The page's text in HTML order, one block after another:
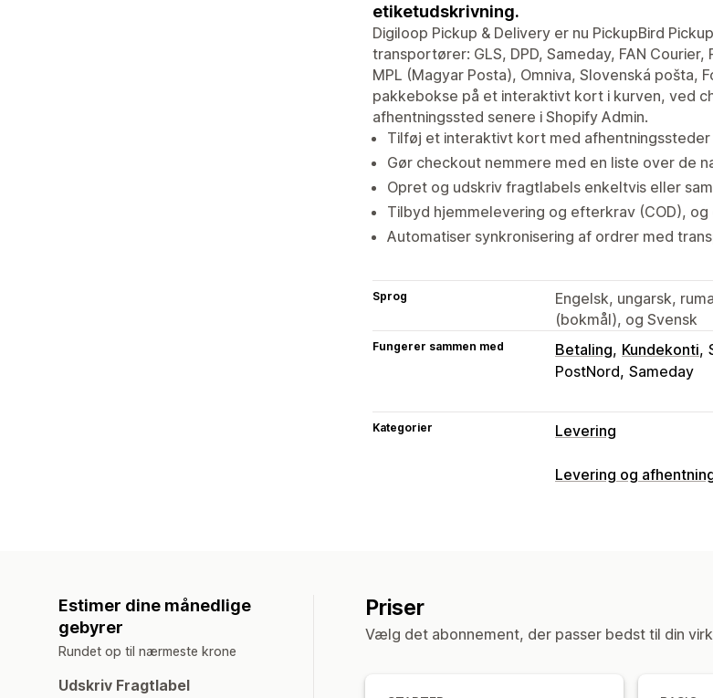
etiketudskrivning.
Digiloop Pickup & Delivery er nu PickupBird
transportører: GLS, DPD, Sameday, FAN
MPL (Magyar Posta), Omniva, Slovenská pošta,
pakkebokse på et interaktivt kort i kurven, ved
afhentningssted senere i Shopify Admin.
Tilføj et interaktivt kort med
Gør checkout nemmere med en liste over de
Opret og udskriv fragtlabels enkeltvis eller
Tilbyd hjemmelevering og efterkrav (COD),
Automatiser synkronisering af ordrer med
Sprog
Engelsk, ungarsk,
(bokmål), og Svensk
Fungerer sammen med Betaling Kundekonti
PostNord Sameday
Kategorier Levering
Labels og emballage
Leveringsanalyse
Levering og
Sporing i realtid
Estimer dine månedlige
gebyrer
Rundet op til nærmeste krone
Udskriv Fragtlabel
Priser
Vælg det abonnement, der passer bedst til din